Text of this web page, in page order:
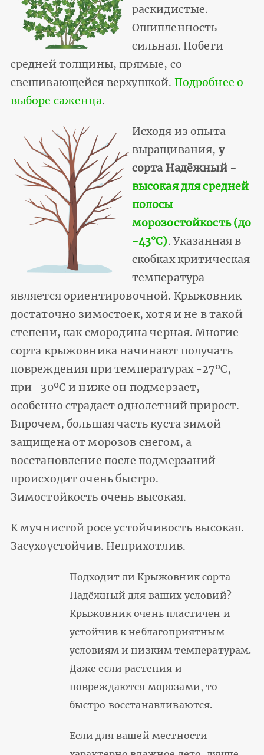
раскидистые.
Ошипленность
сильная. Побеги
средней толщины, прямые, со
свешивающейся верхушкой. Подробнее о
выборе саженца.
Исходя из опыта
выращивания, у
сорта Надёжный -
высокая для средней
полосы
морозостойкость (до
-43°С). Указанная в
скобках критическая
температура
является ориентировочной. Крыжовник
достаточно зимостоек, хотя и не в такой
степени, как смородина черная. Многие
сорта крыжовника начинают получать
повреждения при температурах -27ºС,
при -30ºС и ниже он подмерзает,
особенно страдает однолетний прирост.
Впрочем, большая часть куста зимой
защищена от морозов снегом, а
восстановление после подмерзаний
происходит очень быстро.
Зимостойкость очень высокая.
К мучнистой росе устойчивость высокая.
Засухоустойчив. Неприхотлив.
Подходит ли Крыжовник сорта
Надёжный для ваших условий?
Крыжовник очень пластичен и
устойчив к неблагоприятным
условиям и низким температурам.
Даже если растения и
повреждаются морозами, то
быстро восстанавливаются.
Если для вашей местности